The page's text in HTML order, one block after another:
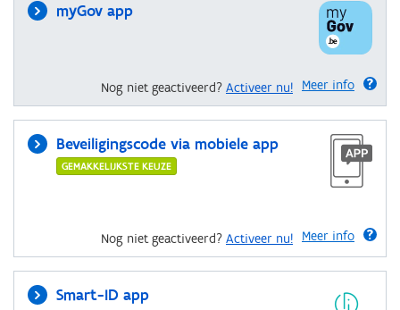
myGov app
Meer info
Nog niet geactiveerd? Activeer nu!
Beveiligingscode via mobiele app
GEMAKKELIJKSTE KEUZE
Meer info
Nog niet geactiveerd? Activeer nu!
Smart-ID app